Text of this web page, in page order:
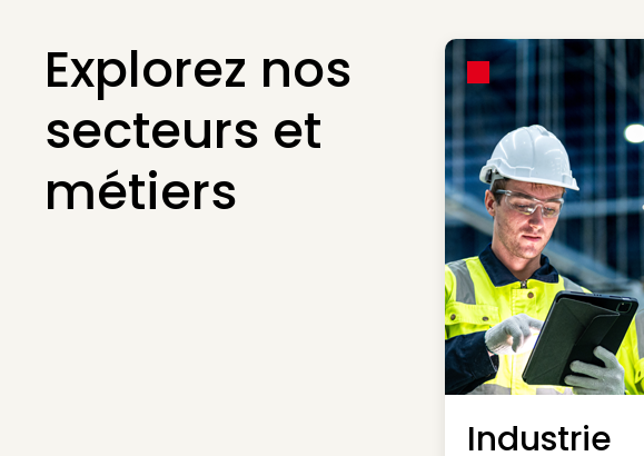
Explorez nos
secteurs et
métiers
Industrie